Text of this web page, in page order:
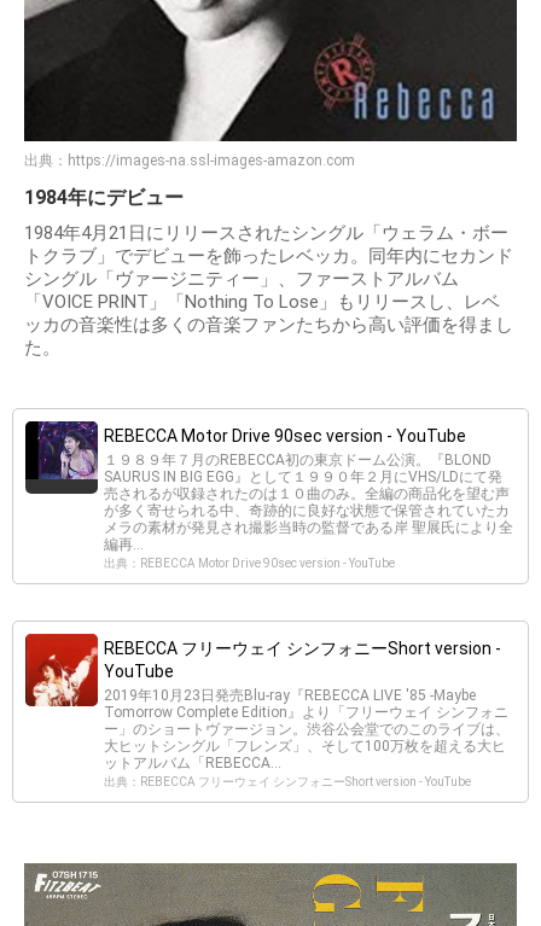
出典： https://images-na.ssl-images-amazon.com
1984年にデビュー
1984年4月21日にリリースされたシングル「ウェラム・ボー
トクラブ」でデビューを飾ったレベッカ。同年内にセカンド
シングル「ヴァージニティー」、ファーストアルバム
「VOICE PRINT」「Nothing To Lose」もリリースし、レベ
ッカの音楽性は多くの音楽ファンたちから高い評価を得まし
た。
REBECCA Motor Drive 90sec version - YouTube
１９８９年７月のREBECCA初の東京ドーム公演。『BLOND
SAURUS IN BIG EGG』として１９９０年２月にVHS/LDにて発
売されるが収録されたのは１０曲のみ。全編の商品化を望む声
が多く寄せられる中、奇跡的に良好な状態で保管されていたカ
メラの素材が発見され撮影当時の監督である岸 聖展氏により全
編再...
出典：REBECCA Motor Drive 90sec version - YouTube
REBECCA フリーウェイ シンフォニーShort version -
YouTube
2019年10月23日発売Blu-ray『REBECCA LIVE '85 -Maybe
Tomorrow Complete Edition』より「フリーウェイ シンフォニ
ー」のショートヴァージョン。渋谷公会堂でのこのライブは、
大ヒットシングル「フレンズ」、そして100万枚を超える大ヒ
ットアルバム「REBECCA...
出典：REBECCA フリーウェイ シンフォニーShort version - YouTube